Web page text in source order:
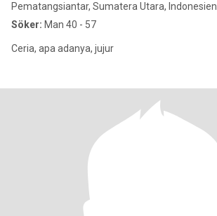
Pematangsiantar, Sumatera Utara, Indonesien
Söker: Man 40 - 57
Ceria, apa adanya, jujur